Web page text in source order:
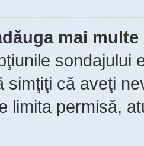
mai
sondajului
simţiţi că aveţi
limita permisă,